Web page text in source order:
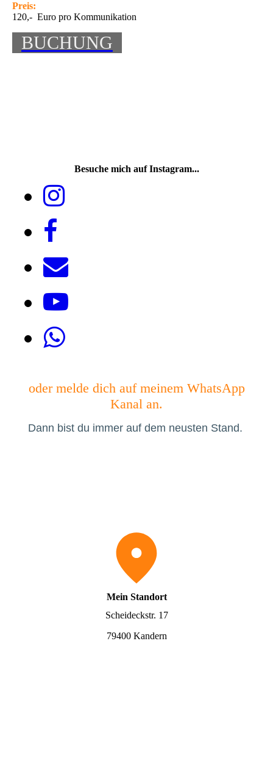
Preis:
120,- Euro pro Kommunikation
BUCHUNG
Besuche mich auf Instagram...
oder melde dich auf meinem WhatsApp
Kanal an.
Dann bist du immer auf dem neusten Stand.
Mein Standort
Scheideckstr. 17
79400 Kandern